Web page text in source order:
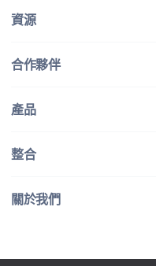
資源
合作​夥伴
產品
整合
關於​我們